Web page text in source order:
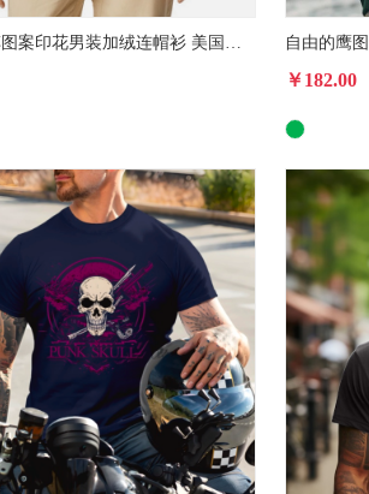
字母摩托车图案印花男装加绒连帽衫 美国本土发货秋冬款卫衣
￥182.00